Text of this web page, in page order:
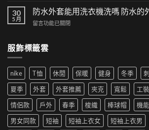
街
風
來
尚
革
新〉
中
時
尚！
工
短
褲
為
夏
季
新
寵〉
中
夫
帽
如
搭|
生
穿
搭
推
薦|
女
生
穿
30
5 月
防水外套能用洗衣機洗嗎 防水的
在
外
用
洗
衣
機
嗎
防
留言功能已關閉
服飾標籤雲
nike T恤 休閒 保暖 健身 冬季
夏季
外套 外套推薦 夾克 寬鬆 工裝
情侶款
戶外 春季 梭織 棒球帽 機能
男女同款
短袖 短袖上衣女 短袖上衣男